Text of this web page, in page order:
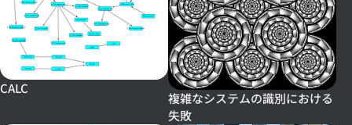
CALC
複雑なシステムの識別における
失敗